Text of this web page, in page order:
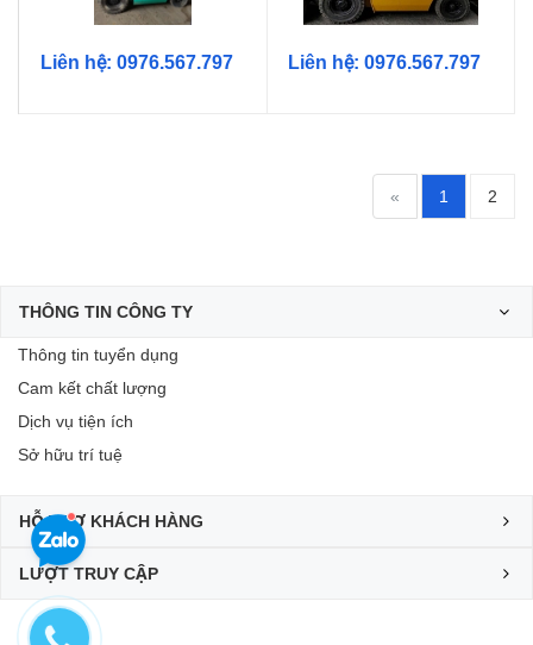
Liên hệ: 0976.567.797 Liên hệ: 0976.567.797
« 1 2
THÔNG TIN CÔNG TY
Thông tin tuyển dụng
Cam kết chất lượng
Dịch vụ tiện ích
Sở hữu trí tuệ
HỖ TRỢ KHÁCH HÀNG
LƯỢT TRUY CẬP